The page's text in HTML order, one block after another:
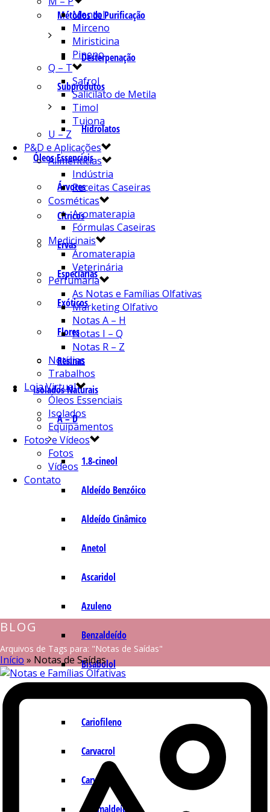
Métodos de Purificação
Desterpenação
Subprodutos
Hidrolatos
Óleos Essenciais
Árvores
Cítricos
Ervas
Especiarias
Exóticos
Flores
Resinas
Isolados Naturais
A – D
1.8-cineol
Aldeído Benzóico
Aldeído Cinâmico
Anetol
Ascaridol
Azuleno
Benzaldeído
Bisabolol
Cariofileno
Carvacrol
Carvona
Cinamaldeído
Mentol
Mirceno
Miristicina
Pineno
Q – T
Safrol
Salicilato de Metila
Timol
Tujona
U – Z
P&D e Aplicações
Alimentícias
Indústria
Receitas Caseiras
Cosméticas
Aromaterapia
Fórmulas Caseiras
Medicinais
Aromaterapia
Veterinária
Perfumaria
As Notas e Famílias Olfativas
Marketing Olfativo
Notas A – H
Notas I – Q
Notas R – Z
Notícias
Trabalhos
Loja Virtual
Óleos Essenciais
Isolados
Equipamentos
Fotos e Vídeos
Fotos
Vídeos
Contato
BLOG
Arquivos de Tags para: "Notas de Saídas"
Início » Notas de Saídas